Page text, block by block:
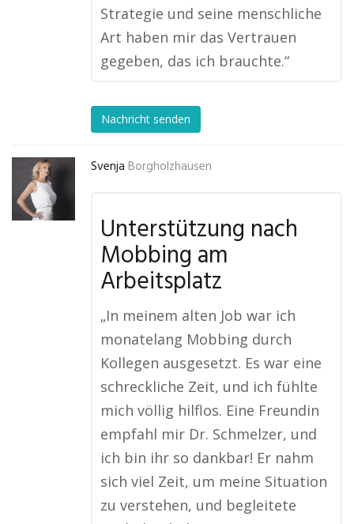
Strategie und seine menschliche
Art haben mir das Vertrauen
gegeben, das ich brauchte.“
Nachricht senden
Svenja Borgholzhausen
Unterstützung nach
Mobbing am
Arbeitsplatz
„In meinem alten Job war ich
monatelang Mobbing durch
Kollegen ausgesetzt. Es war eine
schreckliche Zeit, und ich fühlte
mich völlig hilflos. Eine Freundin
empfahl mir Dr. Schmelzer, und
ich bin ihr so dankbar! Er nahm
sich viel Zeit, um meine Situation
zu verstehen, und begleitete